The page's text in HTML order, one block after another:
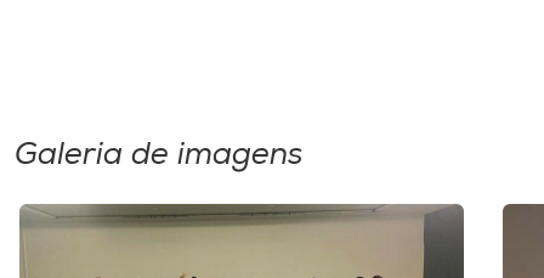
Galeria de imagens